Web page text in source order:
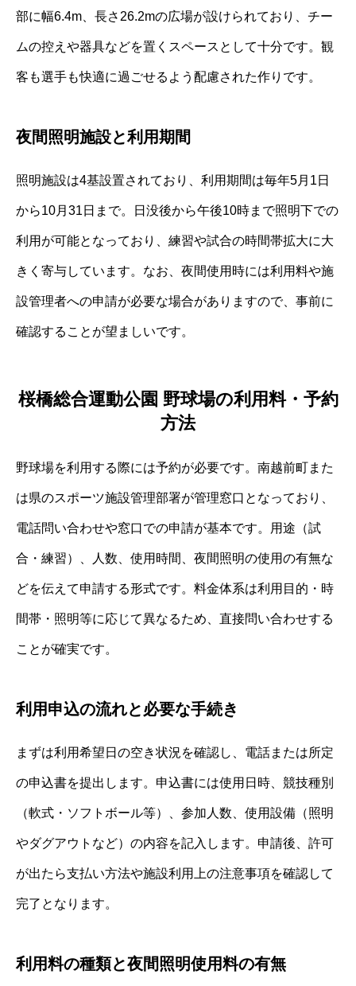
部に幅6.4m、長さ26.2mの広場が設けられており、チー
ムの控えや器具などを置くスペースとして十分です。観
客も選手も快適に過ごせるよう配慮された作りです。
夜間照明施設と利用期間
照明施設は4基設置されており、利用期間は毎年5月1日
から10月31日まで。日没後から午後10時まで照明下での
利用が可能となっており、練習や試合の時間帯拡大に大
きく寄与しています。なお、夜間使用時には利用料や施
設管理者への申請が必要な場合がありますので、事前に
確認することが望ましいです。
桜橋総合運動公園 野球場の利用料・予約
方法
野球場を利用する際には予約が必要です。南越前町また
は県のスポーツ施設管理部署が管理窓口となっており、
電話問い合わせや窓口での申請が基本です。用途（試
合・練習）、人数、使用時間、夜間照明の使用の有無な
どを伝えて申請する形式です。料金体系は利用目的・時
間帯・照明等に応じて異なるため、直接問い合わせする
ことが確実です。
利用申込の流れと必要な手続き
まずは利用希望日の空き状況を確認し、電話または所定
の申込書を提出します。申込書には使用日時、競技種別
（軟式・ソフトボール等）、参加人数、使用設備（照明
やダグアウトなど）の内容を記入します。申請後、許可
が出たら支払い方法や施設利用上の注意事項を確認して
完了となります。
利用料の種類と夜間照明使用料の有無